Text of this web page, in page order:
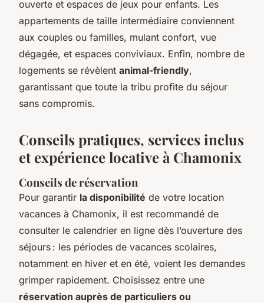
ouverte et espaces de jeux pour enfants. Les
appartements de taille intermédiaire conviennent
aux couples ou familles, mulant confort, vue
dégagée, et espaces conviviaux. Enfin, nombre de
logements se révèlent animal-friendly,
garantissant que toute la tribu profite du séjour
sans compromis.
Conseils pratiques, services inclus
et expérience locative à Chamonix
Conseils de réservation
Pour garantir la disponibilité de votre location
vacances à Chamonix, il est recommandé de
consulter le calendrier en ligne dès l’ouverture des
séjours : les périodes de vacances scolaires,
notamment en hiver et en été, voient les demandes
grimper rapidement. Choisissez entre une
réservation auprès de particuliers ou